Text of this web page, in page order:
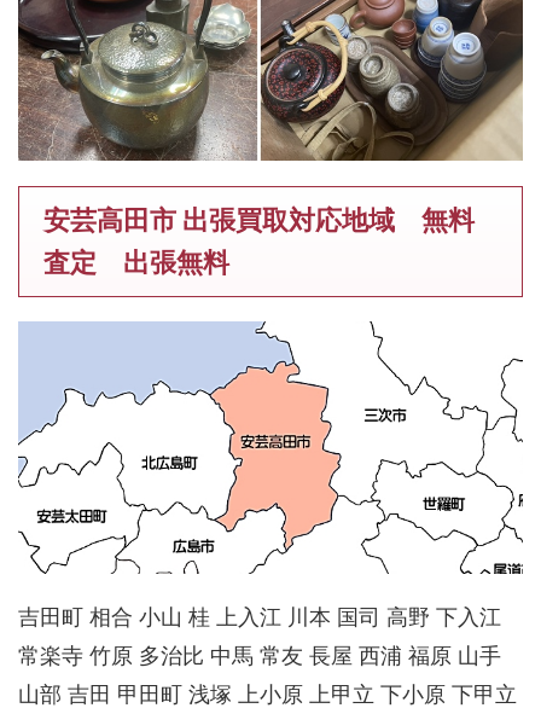
安芸高田市 出張買取対応地域 無料
査定 出張無料
吉田町 相合 小山 桂 上入江 川本 国司 高野 下入江
常楽寺 竹原 多治比 中馬 常友 長屋 西浦 福原 山手
山部 吉田 甲田町 浅塚 上小原 上甲立 下小原 下甲立